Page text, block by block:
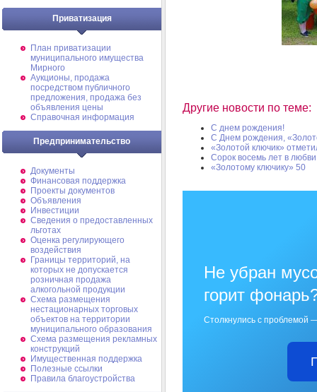
Приватизация
План приватизации
муниципального имущества
Мирного
Аукционы, продажа
посредством публичного
предложения, продажа без
объявления цены
Справочная информация
Предпринимательство
Документы
Финансовая поддержка
Проекты документов
Объявления
Инвестиции
Сведения о предоставленных
льготах
Оценка регулирующего
воздействия
Границы территорий, на
которых не допускается
розничная продажа
алкогольной продукции
Схема размещения
нестационарных торговых
объектов на территории
муниципального образования
Схема размещения рекламных
конструкций
Имущественная поддержка
Полезные ссылки
Правила благоустройства
Другие новости по теме:
С днем рождения!
С Днем рождения,
«Золотой ключик»
Сорок восемь лет в любви
«Золотому ключику» 50
Не убран
горит
Столкнулись с проблемой